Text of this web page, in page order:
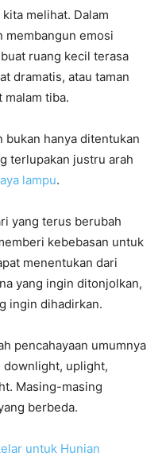
melihat. Dalam
membangun emosi
ruang kecil terasa
dramatis, atau taman
malam tiba.
bukan hanya ditentukan
terlupakan justru arah
lampu.
yang terus berubah
kebebasan untuk
menentukan dari
yang ingin ditonjolkan,
ingin dihadirkan.
pencahayaan umumnya
downlight, uplight,
Masing-masing
berbeda.
untuk Hunian